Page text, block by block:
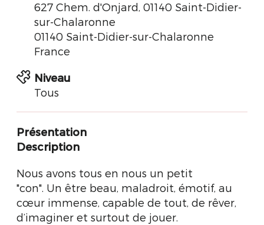
627 Chem. d'Onjard, 01140 Saint-Didier-
sur-Chalaronne
01140 Saint-Didier-sur-Chalaronne
France
Niveau
Tous
Présentation
Description
Nous avons tous en nous un petit
"con". Un être beau, maladroit, émotif, au
cœur immense, capable de tout, de rêver,
d’imaginer et surtout de jouer.